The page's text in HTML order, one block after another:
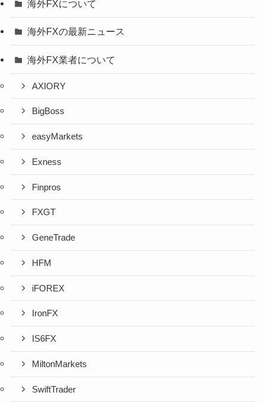
海外FXについて
海外FXの最新ニュース
海外FX業者について
AXIORY
BigBoss
easyMarkets
Exness
Finpros
FXGT
GeneTrade
HFM
iFOREX
IronFX
IS6FX
MiltonMarkets
SwiftTrader